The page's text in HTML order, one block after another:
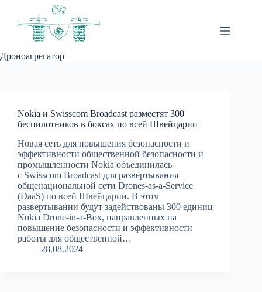
Дроноагрегатор
Nokia и Swisscom Broadcast разместят 300
беспилотников в боксах по всей Швейцарии
Новая сеть для повышения безопасности и
эффективности общественной безопасности и
промышленности Nokia объединилась
с Swisscom Broadcast для развертывания
общенациональной сети Drones-as-a-Service
(DaaS) по всей Швейцарии. В этом
развертывании будут задействованы 300 единиц
Nokia Drone-in-a-Box, направленных на
повышение безопасности и эффективности
работы для общественной…
28.08.2024